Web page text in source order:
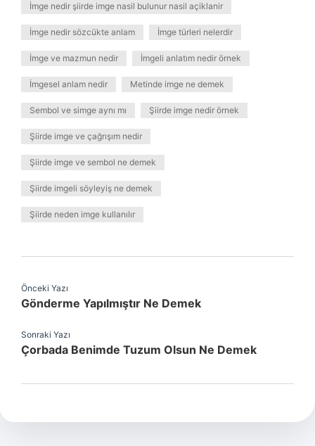
İmge nedir şiirde imge nasil bulunur nasil açiklanir
İmge nedir sözcükte anlam İmge türleri nelerdir
İmge ve mazmun nedir İmgeli anlatım nedir örnek
İmgesel anlam nedir Metinde imge ne demek
Sembol ve simge aynı mı Şiirde imge nedir örnek
Şiirde imge ve çağrışım nedir
Şiirde imge ve sembol ne demek
Şiirde imgeli söyleyiş ne demek
Şiirde neden imge kullanılır
Önceki Yazı
Gönderme Yapılmıştır Ne Demek
Sonraki Yazı
Çorbada Benimde Tuzum Olsun Ne Demek